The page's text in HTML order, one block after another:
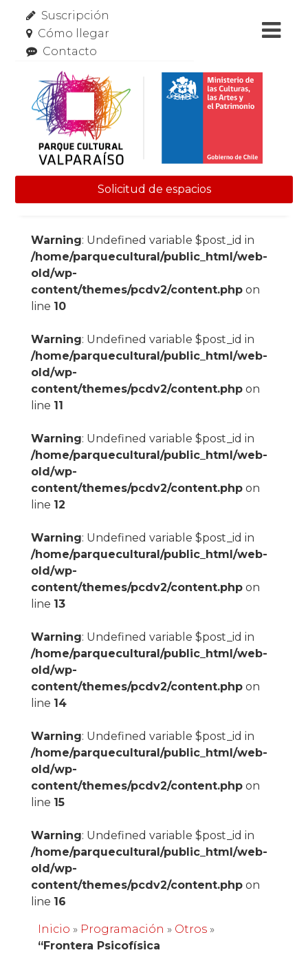
Suscripción
Cómo llegar
Contacto
Solicitud de espacios
Warning: Undefined variable $post_id in
/home/parquecultural/public_html/web-
old/wp-
content/themes/pcdv2/content.phpon
line 10
Warning: Undefined variable $post_id in
/home/parquecultural/public_html/web-
old/wp-
content/themes/pcdv2/content.phpon
line 11
Warning: Undefined variable $post_id in
/home/parquecultural/public_html/web-
old/wp-
content/themes/pcdv2/content.phpon
line 12
Warning: Undefined variable $post_id in
/home/parquecultural/public_html/web-
old/wp-
content/themes/pcdv2/content.phpon
line 13
Warning: Undefined variable $post_id in
/home/parquecultural/public_html/web-
old/wp-
content/themes/pcdv2/content.phpon
line 14
Warning: Undefined variable $post_id in
/home/parquecultural/public_html/web-
old/wp-
content/themes/pcdv2/content.phpon
line 15
Warning: Undefined variable $post_id in
/home/parquecultural/public_html/web-
old/wp-
content/themes/pcdv2/content.phpon
line 16
Inicio » Programación » Otros»
“Frontera Psicofísica